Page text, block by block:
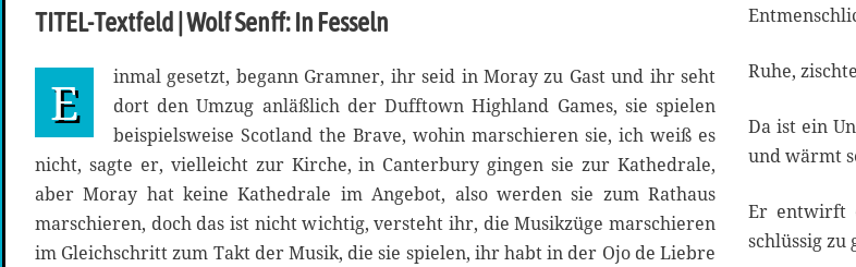
i
0
TITEL-Textfeld | Wolf Senff: In Fesseln
E
inmal gesetzt, begann Gramner, ihr seid in Moray zu Gast und ihr seht
dort den Umzug anläßlich der Dufftown Highland Games, sie spielen
beispielsweise Scotland the Brave, wohin marschieren sie, ich weiß es
nicht, sagte er, vielleicht zur Kirche, in Canterbury gingen sie zur Kathedrale,
aber Moray hat keine Kathedrale im Angebot, also werden sie zum Rathaus
marschieren, doch das ist nicht wichtig, versteht ihr, die Musikzüge marschieren
im Gleichschritt zum Takt der Musik, die sie spielen, ihr habt in der Ojo de Liebre
Ruhe,
Da ist ein
und wärmt
Er entwirft
schlüssig zu